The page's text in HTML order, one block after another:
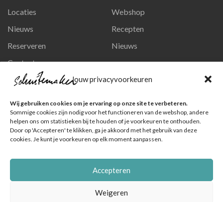
Jouw privacyvoorkeuren
Wij gebruiken cookies om je ervaring op onze site te verbeteren.
Sommige cookies zijn nodig voor het functioneren van de webshop, andere
helpen ons om statistieken bij te houden of je voorkeuren te onthouden.
Door op 'Accepteren' te klikken, ga je akkoord met het gebruik van deze
cookies. Je kunt je voorkeuren op elk moment aanpassen.
Accepteren
Weigeren
Locaties
Nieuws
Reserveren
Contact
Privacy en persoonsgegevens
Webshop
Recepten
Nieuws
Ga naar onze pagina
Volg ons op Instagram
Ga naar onze pagina